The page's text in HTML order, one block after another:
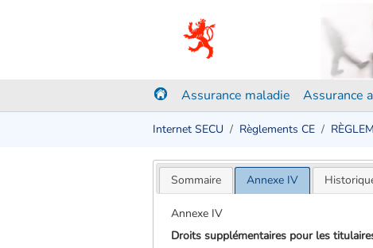
Assurance maladie Assurance
Internet SECU Règlements CE
Sommaire Annexe IV
Annexe IV
Droits supplémentaires pour les